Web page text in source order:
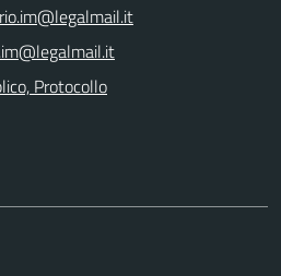
Protocollo